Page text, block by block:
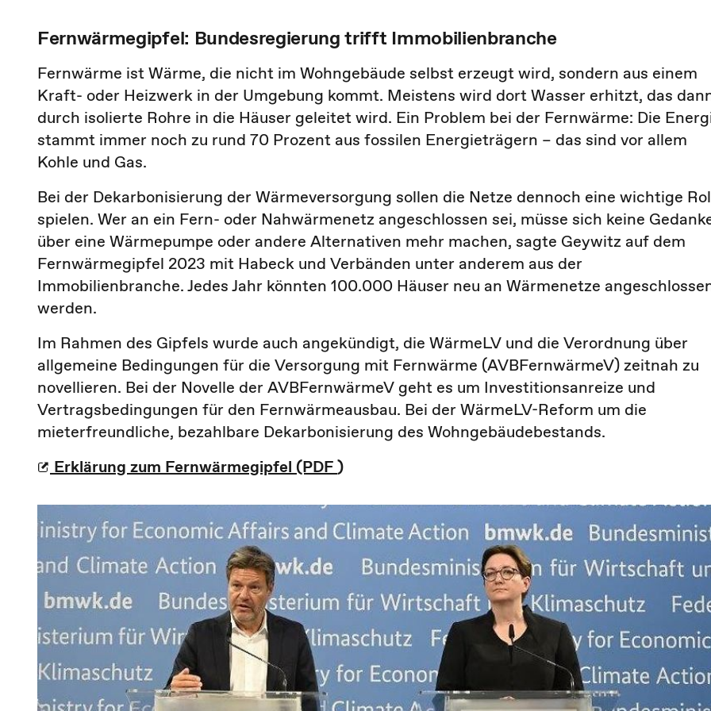
Fernwärmegipfel: Bundesregierung trifft Immobilienbranche
Fernwärme ist Wärme, die nicht im Wohngebäude selbst erzeugt wird, sondern aus einem
Kraft- oder Heizwerk in der Umgebung kommt. Meistens wird dort Wasser erhitzt, das
durch isolierte Rohre in die Häuser geleitet wird. Ein Problem bei der Fernwärme: Die
stammt immer noch zu rund 70 Prozent aus fossilen Energieträgern – das sind vor allem
Kohle und Gas.
Bei der Dekarbonisierung der Wärmeversorgung sollen die Netze dennoch eine wichtige
spielen. Wer an ein Fern- oder Nahwärmenetz angeschlossen sei, müsse sich keine
über eine Wärmepumpe oder andere Alternativen mehr machen, sagte Geywitz auf dem
Fernwärmegipfel 2023 mit Habeck und Verbänden unter anderem aus der
Immobilienbranche. Jedes Jahr könnten 100.000 Häuser neu an Wärmenetze
werden.
Im Rahmen des Gipfels wurde auch angekündigt, die WärmeLV und die Verordnung über
allgemeine Bedingungen für die Versorgung mit Fernwärme (AVBFernwärmeV) zeitnah zu
novellieren. Bei der Novelle der AVBFernwärmeV geht es um Investitionsanreize und
Vertragsbedingungen für den Fernwärmeausbau. Bei der WärmeLV-Reform um die
mieterfreundliche, bezahlbare Dekarbonisierung des Wohngebäudebestands.
Erklärung zum Fernwärmegipfel (PDF)